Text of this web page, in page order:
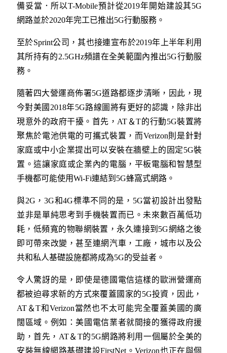
備妥當．所以T-Mobile預計從2019年開始建設其5G
網路並於2020年完工已推出5G行動服務。
至於Sprint公司，其也接連宣布於2019年上半年利用
其所持有的2.5GHz頻譜在全美範圍內推出5G行動服
務。
隨著四大營運商佈署5G道路都逐步清晰，因此，現
今對美國2018年5G路線圖將有更好的認識，除非出
現意外的政府干擾。首先，AT＆T的行動5G裝置將
聚焦於電池供電的可攜式裝置，而Verizon則是針對
家庭或中小企業提出可以安裝在牆壁上的固定5G裝
置。這讓家庭或企業內的電腦，平板電腦和智慧型
手機都可能使用Wi-Fi連結到5G蜂窩式網路。
與2G，3G和4G標準不同的是，5G當初設計出發點
並非是單純思考到手機裝置而已。未來數百萬低功
耗，低頻寬的物聯網裝置，永久連接到5G網絡之後
即可帶來改變，甚至連網汽車，工廠，城市以及公
共和私人基礎設施都將成為5G的受益者。
令人驚訝的是，即使是德國電信這樣的歐洲營運商
都被迫尋求新的方式來覆蓋國家的5G投資，因此，
AT＆T和Verizon當然也不太可能完全覆蓋美國的廣
闊區域。例如：美國電信業者就間接的獲得政府援
助，首先，AT＆T的5G網路將利用一個屬於全美的
安裝無線網路基礎建設FirstNet。Verizon也正在與個